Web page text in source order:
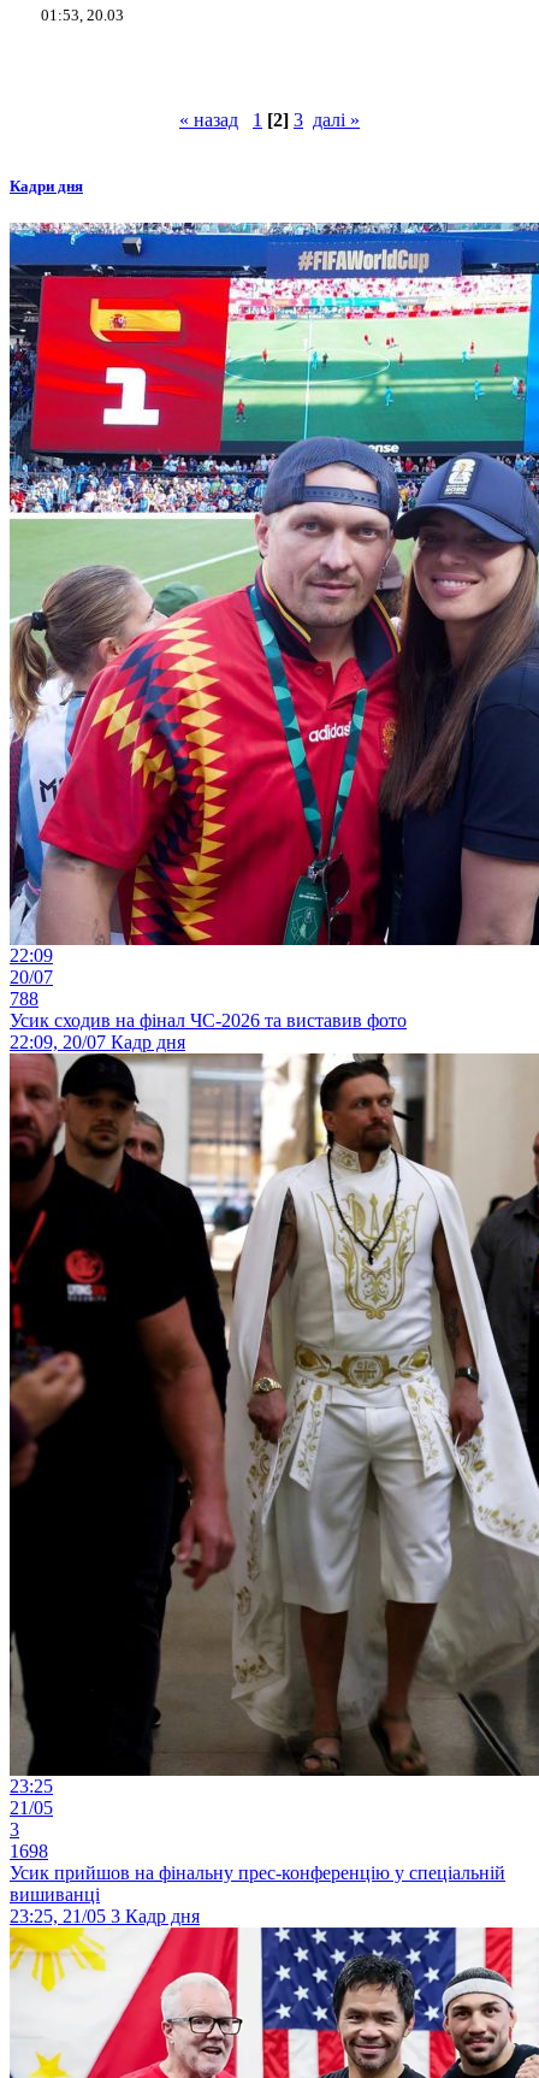
01:53, 20.03
« назад 1 [2] 3 далі »
Кадри дня
22:09
20/07
788
Усик сходив на фінал ЧС-2026 та виставив фото
22:09, 20/07 Кадр дня
23:25
21/05
3
1698
Усик прийшов на фінальну прес-конференцію у спеціальній
вишиванці
23:25, 21/05 3 Кадр дня